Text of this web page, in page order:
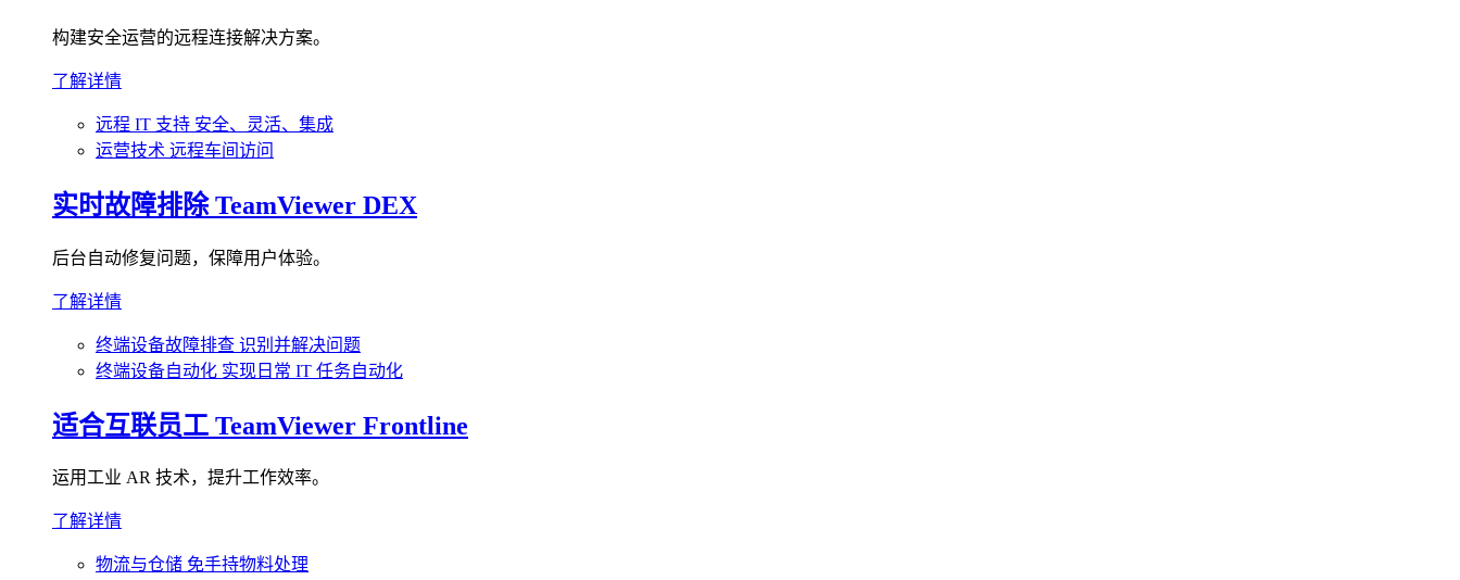
构建安全运营的远程连接解决方案。
了解详情
远程 IT 支持 安全、灵活、集成
运营技术 远程车间访问
实时故障排除 TeamViewer DEX
后台自动修复问题，保障用户体验。
了解详情
终端设备故障排查 识别并解决问题
终端设备自动化 实现日常 IT 任务自动化
适合互联员工 TeamViewer Frontline
运用工业 AR 技术，提升工作效率。
了解详情
物流与仓储 免手持物料处理